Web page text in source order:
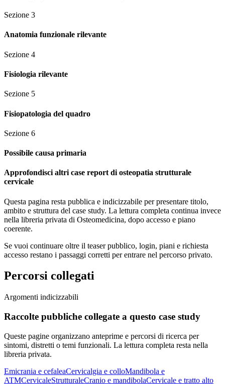
Sezione 3
Anatomia funzionale rilevante
Sezione 4
Fisiologia rilevante
Sezione 5
Fisiopatologia del quadro
Sezione 6
Possibile causa primaria
Approfondisci altri case report di osteopatia strutturale
cervicale
Questa pagina resta pubblica e indicizzabile per presentare titolo,
ambito e struttura del case study. La lettura completa continua invece
nella libreria privata di Osteomedicina, dopo accesso e piano
coerente.
Se vuoi continuare oltre il teaser pubblico, login, piani e richiesta
accesso restano i passaggi corretti per entrare nel percorso privato.
Percorsi collegati
Argomenti indicizzabili
Raccolte pubbliche collegate a questo case study
Queste pagine organizzano anteprime e percorsi di ricerca per
sintomi, distretti o temi funzionali. La lettura completa resta nella
libreria privata.
Emicrania e cefaleaCervicalgia e colloMandibola e
ATMCervicaleStrutturaleCranio e mandibolaCervicale e tratto alto